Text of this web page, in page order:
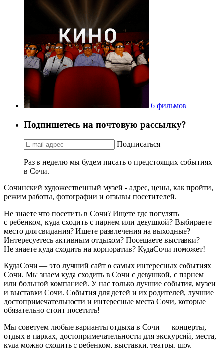
6 фильмов
Подпишетесь на почтовую рассылку?
Подписаться
Раз в неделю мы будем писать о предстоящих событиях
в Сочи.
Сочинский художественный музей - адрес, цены, как пройти,
режим работы, фотографии и отзывы посетителей.
Не знаете что посетить в Сочи? Ищете где погулять
с ребенком, куда сходить с парнем или девушкой? Выбираете
место для свидания? Ищете развлечения на выходные?
Интересуетесь активным отдыхом? Посещаете выставки?
Не знаете куда сходить на корпоратив? КудаСочи поможет!
КудаСочи — это лучший сайт о самых интересных событиях
Сочи. Мы знаем куда сходить в Сочи с девушкой, с парнем
или большой компанией. У нас только лучшие события, музеи
и выставки Сочи. События для детей и их родителей, лучшие
достопримечательности и интересные места Сочи, которые
обязательно стоит посетить!
Мы советуем любые варианты отдыха в Сочи — концерты,
отдых в парках, достопримечательности для экскурсий, места,
куда можно сходить с ребенком, выставки, театры, шоу,